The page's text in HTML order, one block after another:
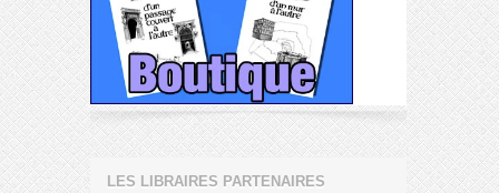
LES LIBRAIRES PARTENAIRES